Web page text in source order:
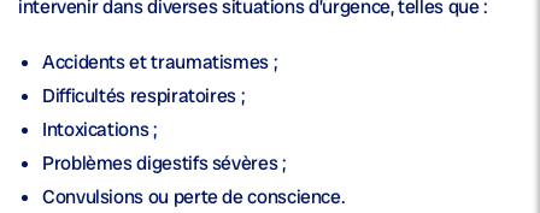
intervenir dans diverses situations d’urgence, telles que :
Accidents et traumatismes ;
Difficultés respiratoires ;
Intoxications ;
Problèmes digestifs sévères ;
Convulsions ou perte de conscience.